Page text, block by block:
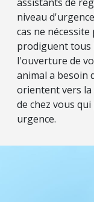
niveau
cas ne
prodiguent tous
l'ouverture de
animal a besoin
orientent vers
de chez vous
urgence.